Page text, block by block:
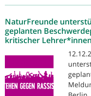
NaturFreunde
geplanten
kritischer